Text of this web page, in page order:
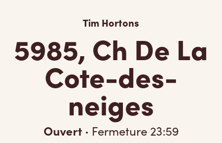
Tim Hortons
5985, Ch De La
Cote-des-
neiges
Ouvert · Fermeture 23:59